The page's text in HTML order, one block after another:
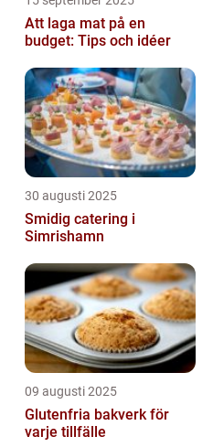
Att laga mat på en
budget: Tips och idéer
30 augusti 2025
Smidig catering i
Simrishamn
09 augusti 2025
Glutenfria bakverk för
varje tillfälle